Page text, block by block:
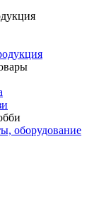
оборудование